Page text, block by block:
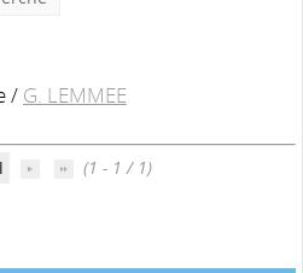
/ G. LEMMEE
(1 - 1 / 1)